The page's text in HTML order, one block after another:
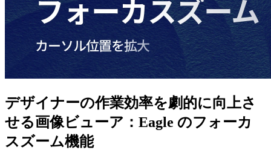
デザイナーの作業効率を劇的に向上さ
せる画像ビューア：Eagle のフォーカ
スズーム機能